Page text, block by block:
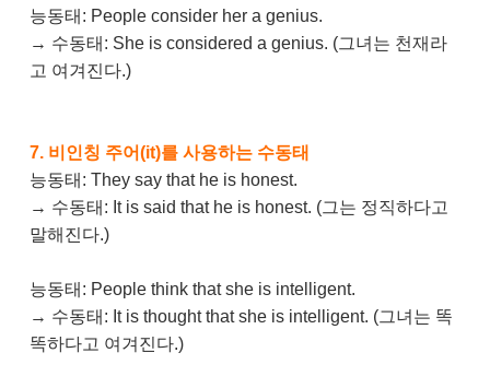
능동태: People consider her a genius.
→ 수동태: She is considered a genius. (그녀는 천재라
고 여겨진다.)
7. 비인칭 주어(it)를 사용하는 수동태
능동태: They say that he is honest.
→ 수동태: It is said that he is honest. (그는 정직하다고
말해진다.)
능동태: People think that she is intelligent.
→ 수동태: It is thought that she is intelligent. (그녀는 똑
똑하다고 여겨진다.)